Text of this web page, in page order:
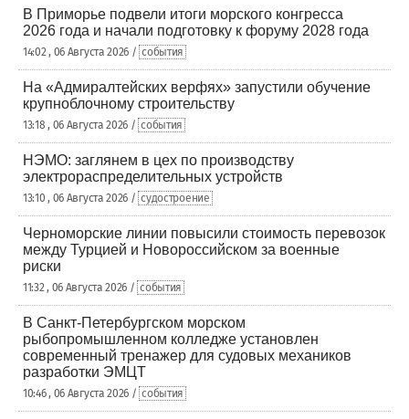
В Приморье подвели итоги морского конгресса
2026 года и начали подготовку к форуму 2028 года
14:02 , 06 Августа 2026 / события
На «Адмиралтейских верфях» запустили обучение
крупноблочному строительству
13:18 , 06 Августа 2026 / события
НЭМО: заглянем в цех по производству
электрораспределительных устройств
13:10 , 06 Августа 2026 / судостроение
Черноморские линии повысили стоимость перевозок
между Турцией и Новороссийском за военные
риски
11:32 , 06 Августа 2026 / события
В Санкт-Петербургском морском
рыбопромышленном колледже установлен
современный тренажер для судовых механиков
разработки ЭМЦТ
10:46 , 06 Августа 2026 / события